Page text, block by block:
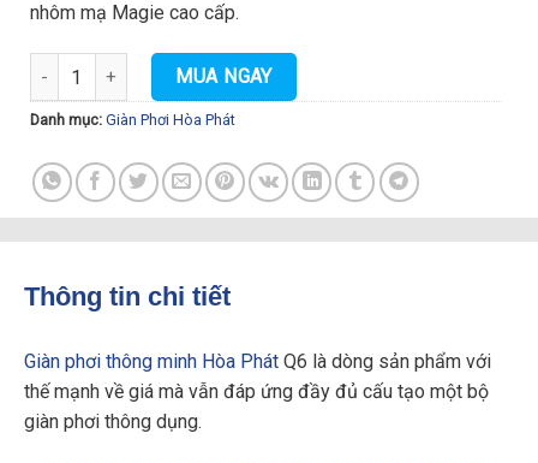
nhôm mạ Magie cao cấp.
Giàn Phơi Thông Minh Hòa Phát Q6 Giá Rẻ số lượng
MUA NGAY
Danh mục: Giàn Phơi Hòa Phát
Thông tin chi tiết
Giàn phơi thông minh Hòa Phát Q6 là dòng sản phẩm với
thế mạnh về giá mà vẫn đáp ứng đầy đủ cấu tạo một bộ
giàn phơi thông dụng.